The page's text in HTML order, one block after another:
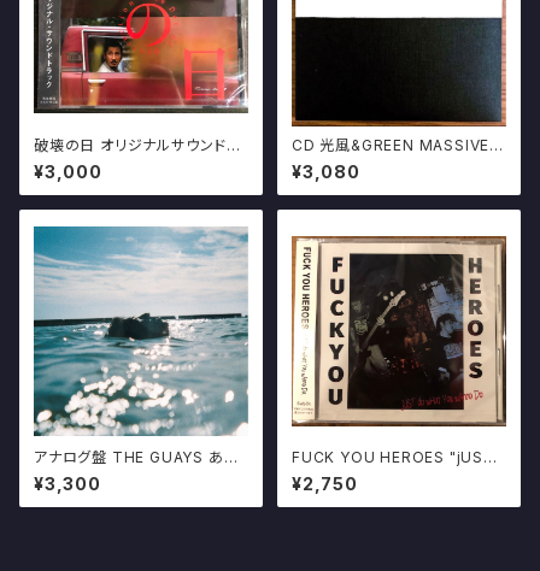
破壊の日 オリジナルサウンドト
ラック CD GEZAN 照井利幸 切
腹ピストルズ Mars89
¥3,000
CD 光風&GREEN MASSIVE /
地下街の人々 MITSUKAZE
¥3,080
アナログ盤 THE GUAYS あき
らめることをあきらめたんだ 限
定500プレス 十三月
¥3,300
FUCK YOU HEROES "jUST
do wHat You wAnna do" C
D
¥2,750